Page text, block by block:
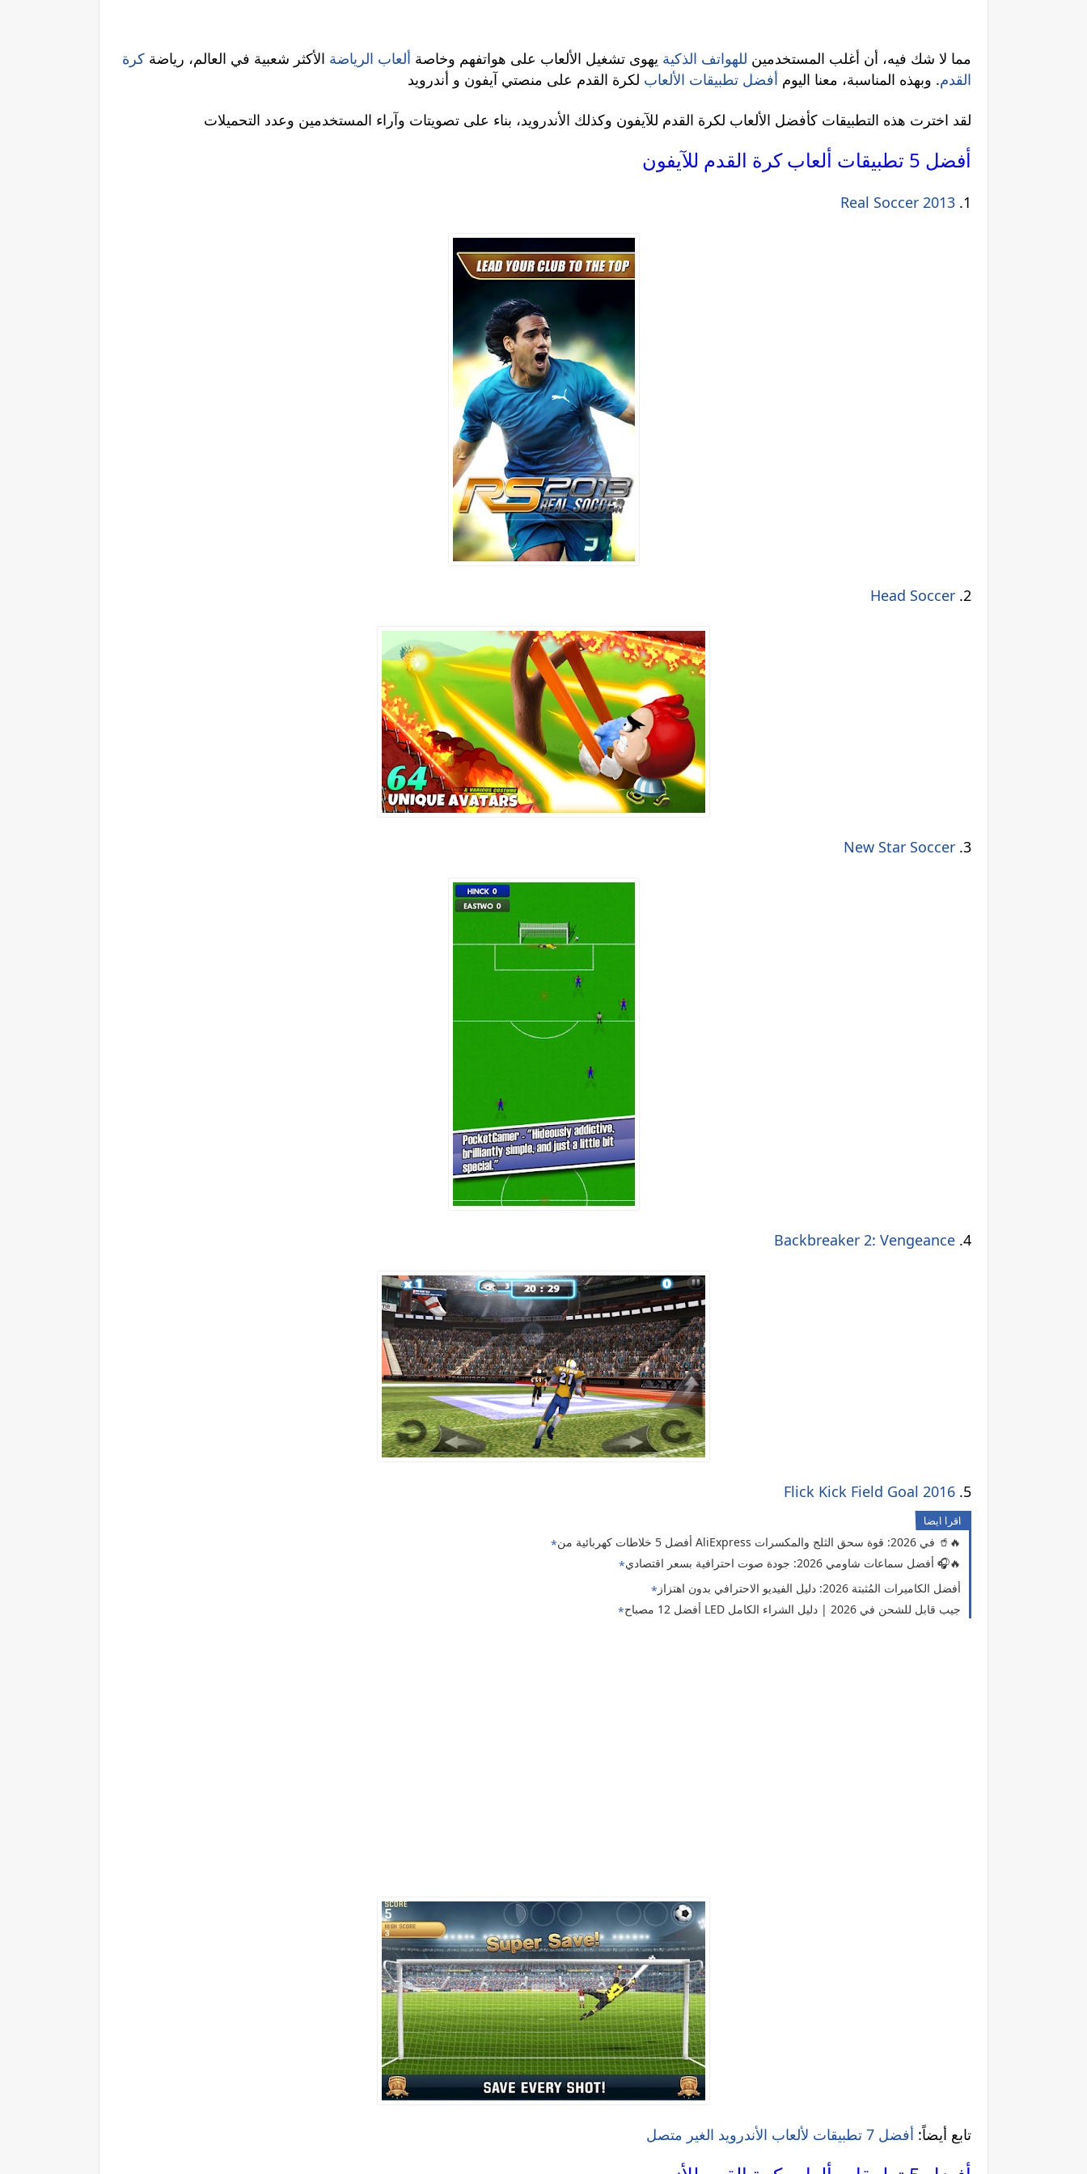
مما لا شك فيه، أن أغلب المستخدمين للهواتف الذكية يهوى تشغيل الألعاب على هواتفهم وخاصة ألعاب الرياضة الأكثر شعبية في العالم، رياضة كرة
القدم. وبهذه المناسبة، معنا اليوم أفضل تطبيقات الألعاب لكرة القدم على منصتي آيفون و أندرويد
لقد اخترت هذه التطبيقات كأفضل الألعاب لكرة القدم للآيفون وكذلك الأندرويد، بناء على تصويتات وآراء المستخدمين وعدد التحميلات
أفضل 5 تطبيقات ألعاب كرة القدم للآيفون
Real Soccer 2013 .1
Head Soccer .2
New Star Soccer .3
Backbreaker 2: Vengeance .4
Flick Kick Field Goal 2016 .5
اقرا ايضا
أفضل 5 خلاطات كهربائية من AliExpress في 2026: قوة سحق الثلج والمكسرات 🥤🔥
أفضل سماعات شاومي 2026: جودة صوت احترافية بسعر اقتصادي 🎧🔥
أفضل الكاميرات المُثبتة 2026: دليل الفيديو الاحترافي بدون اهتزاز
أفضل 12 مصباح LED جيب قابل للشحن في 2026 | دليل الشراء الكامل
تابع أيضاً: أفضل 7 تطبيقات لألعاب الأندرويد الغير متصل